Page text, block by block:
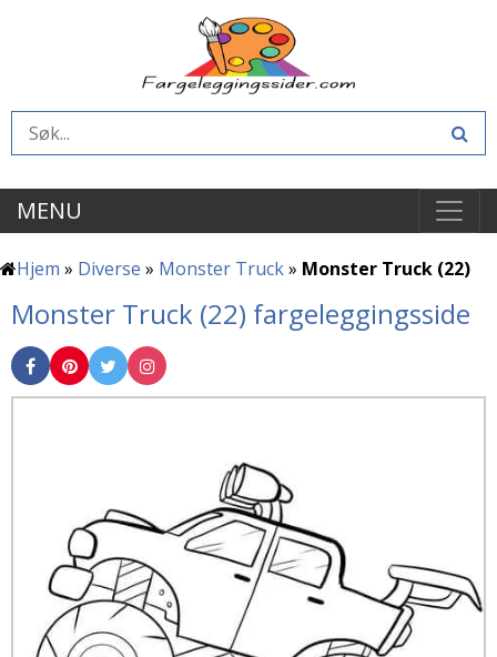
MENU
Hjem » Diverse » Monster Truck» Monster Truck (22)
Monster Truck (22) fargeleggingsside